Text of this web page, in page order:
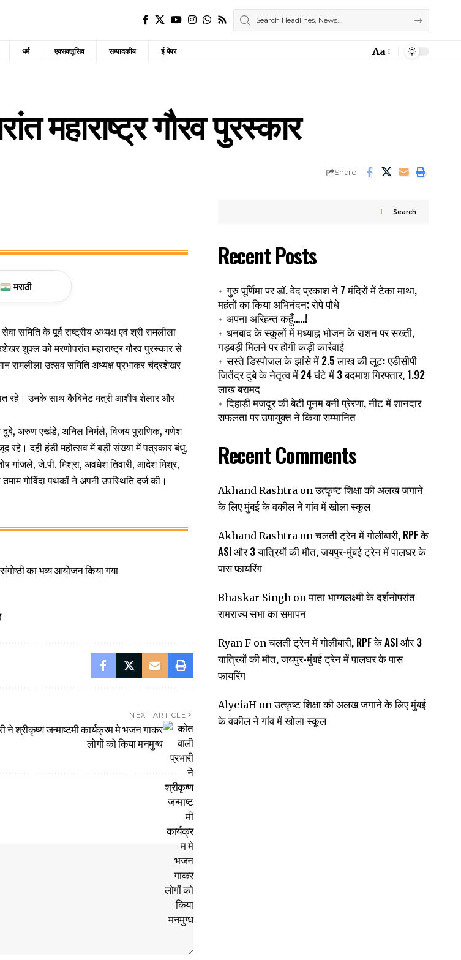
धर्म एक्सक्लूसिव सम्पादकीय ई पेपर
Font
Aa
महाराष्ट्र गौरव पुरस्कार
Share
मराठी
समिति के पूर्व राष्ट्रीय अध्यक्ष एवं श्री रामलीला
शुक्ल को मरणोपरांत महाराष्ट्र गौरव पुरस्कार से
रामलीला उत्सव समिति अध्यक्ष प्रभाकर चंद्रशेखर
रहे। उनके साथ कैबिनेट मंत्री आशीष शेलार और
अरुण एखंडे, अनिल निर्मले, विजय पुराणिक, गणेश
रहे। दही हंडी महोत्सव में बड़ी संख्या में पत्रकार बंधु,
गांजले, जे.पी. मिश्रा, अवधेश तिवारी, आदेश मिश्र,
गोविंदा पथकों ने अपनी उपस्थिति दर्ज की।
का भव्य आयोजन किया गया
NEXT ARTICLE
ने श्रीकृष्ण जन्माष्टमी कार्यक्रम मे भजन गाकर
लोगों को किया मनमुग्ध
Search
Recent Posts
गुरु पूर्णिमा पर डॉ. वेद प्रकाश ने 7 मंदिरों में टेका माथा,
महंतों का किया अभिनंदन; रोपे पौधे
अपना अरिहन्त कहूँ…..!
धनबाद के स्कूलों में मध्याह्न भोजन के राशन पर सख्ती,
गड़बड़ी मिलने पर होगी कड़ी कार्रवाई
सस्ते डिस्पोजल के झांसे में 2.5 लाख की लूट: एडीसीपी
जितेंद्र दुबे के नेतृत्व में 24 घंटे में 3 बदमाश गिरफ्तार, 1.92
लाख बरामद
दिहाड़ी मजदूर की बेटी पूनम बनी प्रेरणा, नीट में शानदार
सफलता पर उपायुक्त ने किया सम्मानित
Recent Comments
Akhand Rashtraonउत्कृष्ट शिक्षा की अलख जगाने
के लिए मुंबई के वकील ने गांव में खोला स्कूल
Akhand Rashtraonचलती ट्रेन में गोलीबारी, RPF के
ASI और 3 यात्रियों की मौत, जयपुर-मुंबई ट्रेन में पालघर के
पास फायरिंग
Bhaskar Singhonमाता भाग्यलक्ष्मी के दर्शनोपरांत
रामराज्य सभा का समापन
Ryan Fonचलती ट्रेन में गोलीबारी, RPF के ASI और 3
यात्रियों की मौत, जयपुर-मुंबई ट्रेन में पालघर के पास
फायरिंग
AlyciaHonउत्कृष्ट शिक्षा की अलख जगाने के लिए मुंबई
के वकील ने गांव में खोला स्कूल